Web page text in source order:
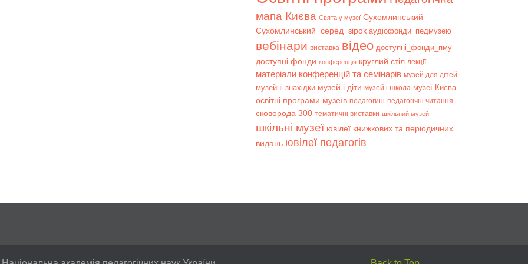
мапа Києва Свята у музеї Сухомлинський
Сухомлинський_серед_зірок аудіофонди_педмузею
вебінари виставка відео доступні_фонди_пму
доступні фонди конференція круглий стіл лекції
матеріали конференцій та семінарів музей для дітей
музейні знахідки музей і діти музей і школа музеї Києва
освітні програми музеїв педагогині педагогічні читання
сковорода 300 тематичні виставки шкільний музей
шкільні музеї ювілеї книжкових та періодичних
видань ювілеї педагогів